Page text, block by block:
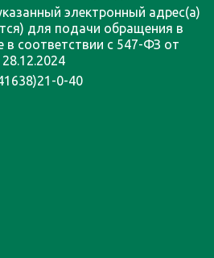
электронный адрес(а)
для подачи обращения в
в соответствии с 547-ФЗ от
28.12.2024
0-40